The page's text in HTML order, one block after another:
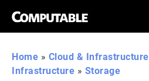
Home » Cloud & Infrastructure
Infrastructure » Storage